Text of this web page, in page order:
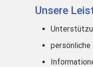
Unsere
persönliche